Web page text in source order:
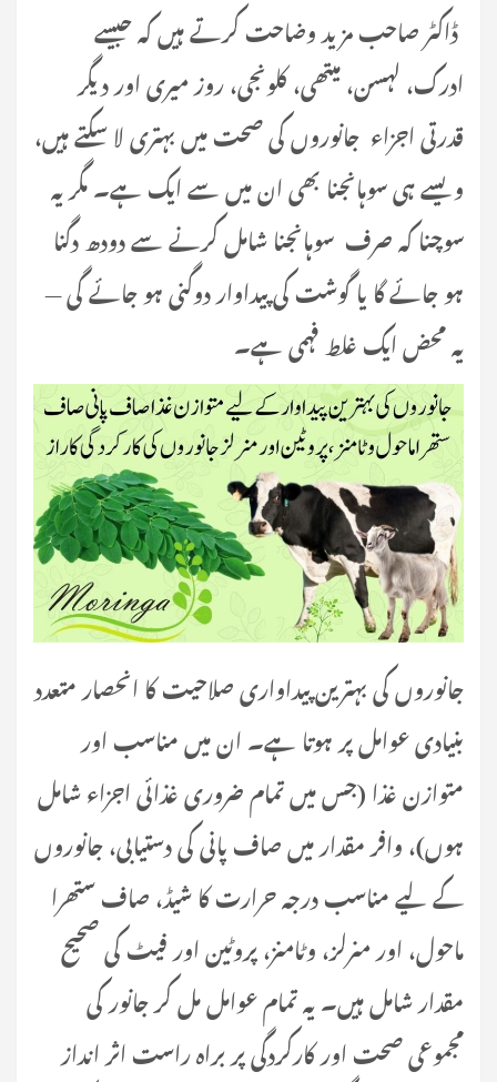
ڈاکٹر صاحب مزید وضاحت کرتے ہیں کہ جیسے
ادرک، لہسن، میتھی، کلونجی، روز میری اور دیگر
قدرتی اجزاء جانوروں کی صحت میں بہتری لا سکتے ہیں،
ویسے ہی سوہانجنا بھی ان میں سے ایک ہے۔ مگر یہ
سوچنا کہ صرف سوہانجنا شامل کرنے سے دودھ دگنا
ہو جائے گا یا گوشت کی پیداوار دوگنی ہو جائے گی —
یہ محض ایک غلط فہمی ہے۔
جانوروں کی بہترین پیداواری صلاحیت کا انحصار متعدد
بنیادی عوامل پر ہوتا ہے۔ ان میں مناسب اور
متوازن غذا (جس میں تمام ضروری غذائی اجزاء شامل
ہوں)، وافر مقدار میں صاف پانی کی دستیابی، جانوروں
کے لیے مناسب درجہ حرارت کا شیڈ، صاف ستھرا
ماحول، اور منرلز، وٹامنز، پروٹین اور فیٹ کی صحیح
مقدار شامل ہیں۔ یہ تمام عوامل مل کر جانور کی
مجموعی صحت اور کارکردگی پر براہ راست اثر انداز